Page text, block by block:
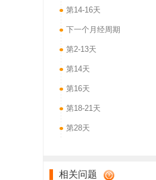
第14-16天
下一个月经周期
第2-13天
第14天
第16天
第18-21天
第28天
相关问题